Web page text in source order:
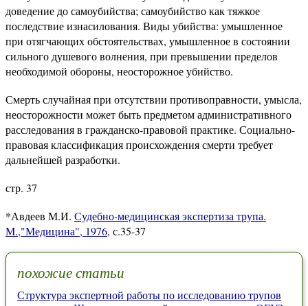
доведение до самоубийства; самоубийство как тяжкое
последствие изнасилования. Виды убийства: умышленное
при отягчающих обстоятельствах, умышленное в состоянии
сильного душевого волнения, при превышении пределов
необходимой обороны, неосторожное убийство.
Смерть случайная при отсутствии противоправности, умысла,
неосторожности может быть предметом административного
расследования в гражданско-правовой практике. Социально-
правовая классификация происхождения смерти требует
дальнейшей разработки.
стр. 37
*Авдеев М.И. Судебно-медицинская экспертиза трупа.
М.,"Медицина", 1976, с.35-37
похожие статьи
Структура экспертной работы по исследованию трупов